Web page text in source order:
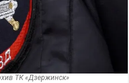
ТК «Дзержинск»